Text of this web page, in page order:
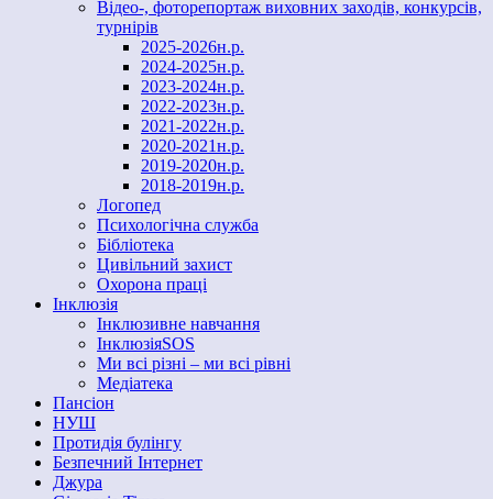
Відео-, фоторепортаж виховних заходів, конкурсів,
турнірів
2025-2026н.р.
2024-2025н.р.
2023-2024н.р.
2022-2023н.р.
2021-2022н.р.
2020-2021н.р.
2019-2020н.р.
2018-2019н.р.
Логопед
Психологічна служба
Бібліотека
Цивільний захист
Охорона праці
Інклюзія
Інклюзивне навчання
ІнклюзіяSOS
Ми всі різні – ми всі рівні
Медіатека
Пансіон
НУШ
Протидія булінгу
Безпечний Інтернет
Джура